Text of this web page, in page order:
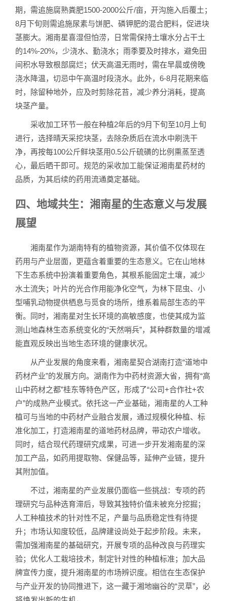
期，需追施腐熟粪肥1500-2000公斤/亩，开沟施入后覆土；
8月下旬则需追施尿素与饼肥、磷钾肥的混合肥料，促进块
茎膨大。湘南星喜湿但怕涝，日常需保持土壤水分占干土
的14%-20%，少浇水、勤浇水；雨季要及时排水，避免田
间积水导致根部腐烂；伏天高温无雨时，需在早晨或傍晚
浇水降温，切忌中午高温时段浇水。此外，6-8月花期来临
时，除留种地外，应及时剪除花苔，减少养分消耗，提高
块茎产量。
采收加工环节一般在种植2年后的9月下旬至10月上旬
进行，选择晴天采挖块茎，去除杂质后在流水中刷洗干
净，再按每100公斤鲜块茎用0.5公斤硫磺的比例熏蒸至透
心，最后晒干即可。规范的采收加工能保证湘南星药材的
品质，为其后续的药用流通奠定基础。
四、地域共生：湘南星的生态意义与发展
展望
湘南星作为湖南特有的植物资源，其价值不仅体现在
药用与产业层面，更蕴含着重要的生态意义。它在山地林
下生态系统中扮演着重要角色，其根系能固定土壤，减少
水土流失；叶片的光合作用能净化空气，为林下昆虫、小
型哺乳动物提供栖息与觅食的场所，维系着局部生态的平
衡。同时，湘南星对生长环境的高敏感度，也使其成为监
测山地森林生态系统变化的“天然哨兵”，其种群数量的增减
能直观反映出当地生态环境的健康状况。
从产业发展的角度来看，湘南星契合湖南打造“道地中
药材产业”的发展方向。湖南作为中药材资源大省，拥有“高
山中药材之都”桂东等特色产区，形成了“公司+合作社+农
户”的成熟产业模式。依托这一产业基础，湘南星的人工种
植可与当地的中药材产业融合发展，通过规模化种植、标
准化加工，打造湘南星的道地药材品牌，带动农户增收。
同时，结合现代药理研究成果，可进一步开发湘南星的深
加工产品，如药用提取物、保健品等，延伸产业链，提升
其附加值。
不过，湘南星的产业发展仍面临一些挑战：专项的药
理研究与品种选育滞后，导致其独特价值未被充分挖掘；
人工种植技术的针对性不足，产量与品质稳定性有待提
升；市场认知度较低，品牌建设尚处于起步阶段。未来，
需加强湘南星的基础研究，开展专项的品种改良与药理实
验；优化人工栽培技术，制定针对性的种植标准；加大品
牌宣传力度，提升湘南星的市场辨识度。相信在生态保护
与产业开发的协同推进下，这一藏于湘地幽谷的“灵草”，必